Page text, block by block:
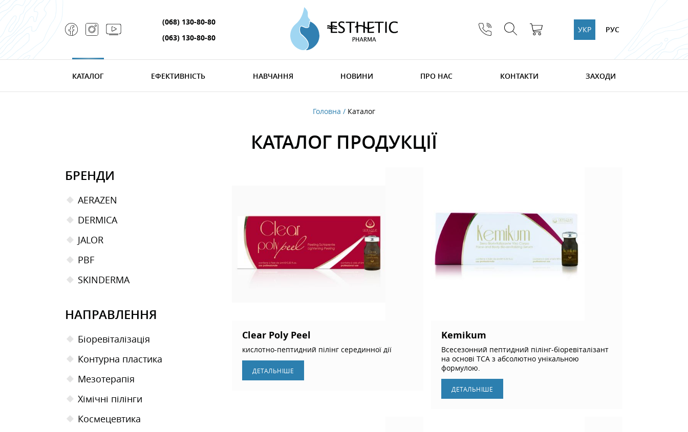
(068) 130-80-80
(063) 130-80-80
УКР РУС
КАТАЛОГ ЕФЕКТИВНІСТЬ НАВЧАННЯ НОВИНИ ПРО НАС КОНТАКТИ ЗАХОДИ
Головна Каталог
КАТАЛОГ ПРОДУКЦІЇ
БРЕНДИ
AERAZEN
DERMICA
JALOR
PBF
SKINDERMA
НАПРАВЛЕННЯ
Біоревіталізація
Контурна пластика
Мезотерапiя
Хімічні пілінги
Космецевтика
Clear Poly Peel
кислотно-пептидний пілінг серединної дії
ДЕТАЛЬНIШЕ
Kemikum
Всесезонний пептидний пілінг-біоревіталізант
на основі TCA з абсолютно унікальною
формулою.
ДЕТАЛЬНIШЕ